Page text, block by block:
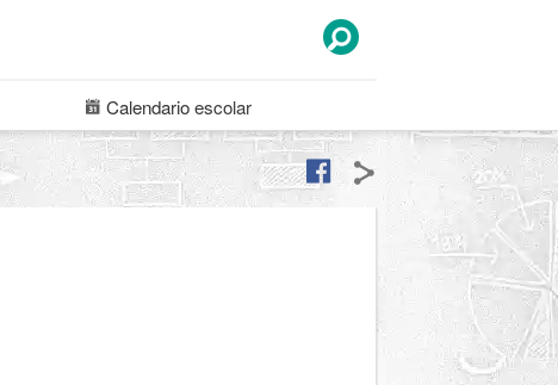
Calendarioescolar